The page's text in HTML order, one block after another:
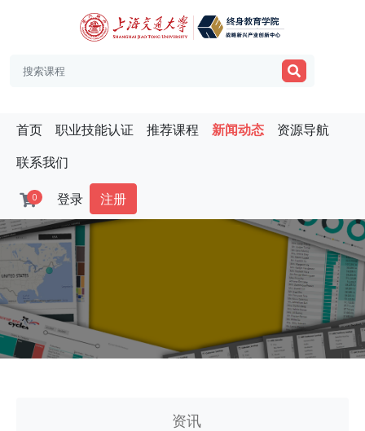
首页 职业技能认证 推荐课程 新闻动态
资源导航
联系我们
0 登录 注册
资讯